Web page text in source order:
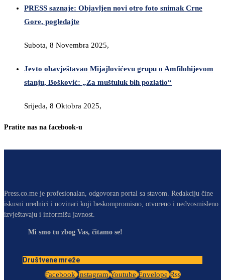
PRESS saznaje: Objavljen novi otro foto snimak Crne
Gore, pogledajte
Subota, 8 Novembra 2025,
Jevto obavještavao Mijajlovićevu grupu o Amfilohijevom
stanju, Bošković: „Za muštuluk bih pozlatio“
Srijeda, 8 Oktobra 2025,
Pratite nas na facebook-u
Press.co.me je profesionalan, odgovoran portal sa stavom. Redakciju čine
iskusni urednici i novinari koji beskompromisno, otvoreno i nedvosmisleno
izvještavaju i informišu javnost.
Mi smo tu zbog Vas, čitamo se!
Društvene mreže
Facebook Instagram Youtube Envelope Rss